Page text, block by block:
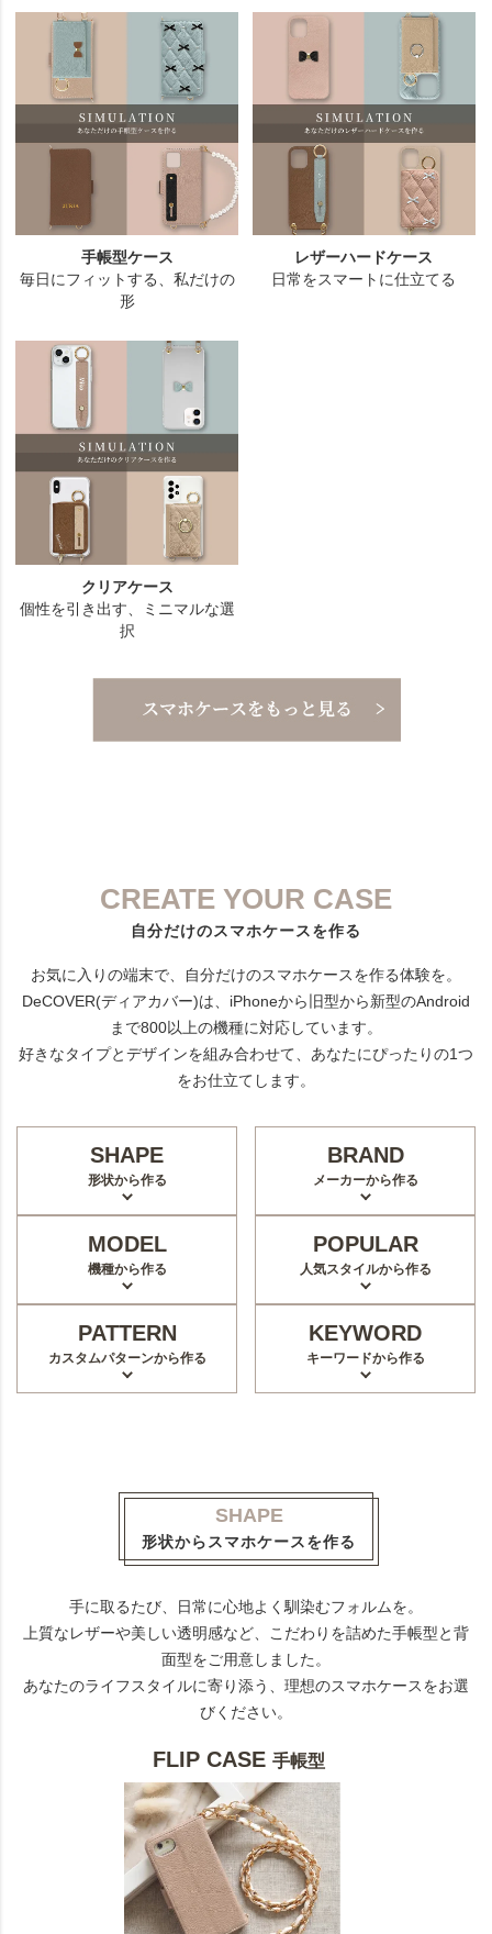
CREATE YOUR CASE
自分だけのスマホケースを作る
お気に入りの端末で、自分だけのスマホケースを作る体験を。
DeCOVER(ディアカバー)は、iPhoneから旧型から新型のAndroid
まで800以上の機種に対応しています。
好きなタイプとデザインを組み合わせて、あなたにぴったりの1つ
をお仕立てします。
SHAPE
形状から作る
BRAND
メーカーから作る
MODEL
機種から作る
POPULAR
人気スタイルから作る
PATTERN
カスタムパターンから作る
KEYWORD
キーワードから作る
SHAPE
形状からスマホケースを作る
手に取るたび、日常に心地よく馴染むフォルムを。
上質なレザーや美しい透明感など、こだわりを詰めた手帳型と背
面型をご用意しました。
あなたのライフスタイルに寄り添う、理想のスマホケースをお選
びください。
FLIP CASE手帳型